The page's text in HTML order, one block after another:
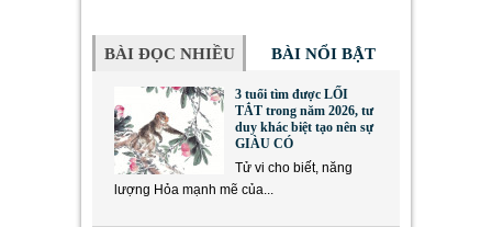
BÀI ĐỌC NHIỀU BÀI NỔI BẬT
3 tuổi tìm được LỐI
TẮT trong năm 2026, tư
duy khác biệt tạo nên sự
GIÀU CÓ
Tử vi cho biết, năng
lượng Hỏa mạnh mẽ của...